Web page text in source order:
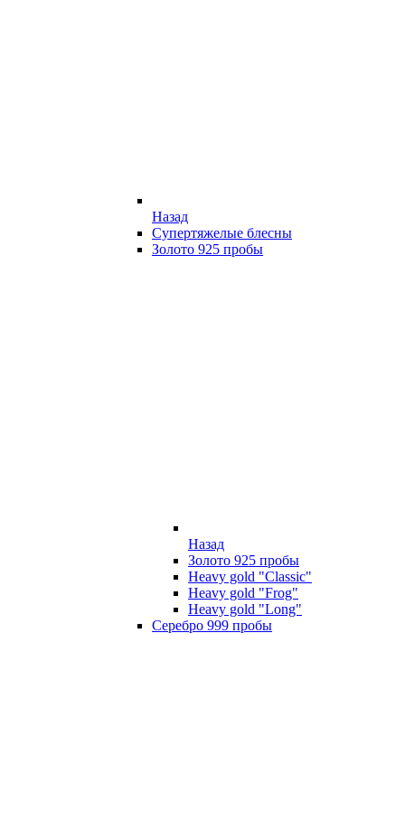
Назад
Супертяжелые блесны
Золото 925 пробы
Назад
Золото 925 пробы
Heavy gold "Classic"
Heavy gold "Frog"
Heavy gold "Long"
Серебро 999 пробы